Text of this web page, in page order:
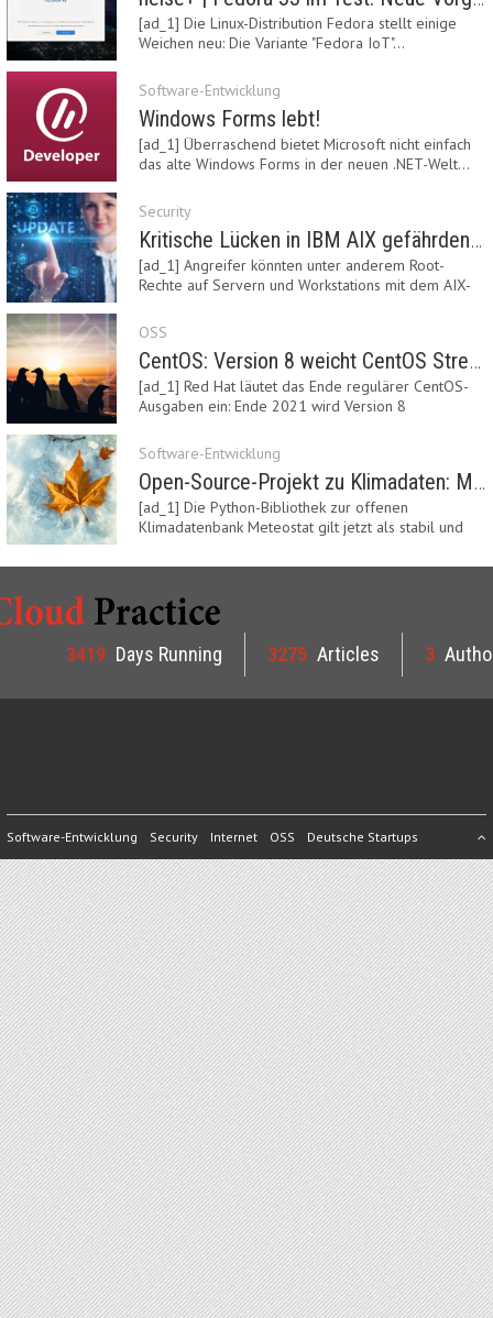
[ad_1] Die Linux-Distribution Fedora stellt einige
Weichen neu: Die Variante "Fedora IoT"…
Software-Entwicklung
Windows Forms lebt!
[ad_1] Überraschend bietet Microsoft nicht einfach
das alte Windows Forms in der neuen .NET-Welt…
Security
Kritische Lücken in IBM AIX gefährden Server
[ad_1] Angreifer könnten unter anderem Root-
Rechte auf Servern und Workstations mit dem AIX-
OSS
CentOS: Version 8 weicht CentOS Stream
[ad_1] Red Hat läutet das Ende regulärer CentOS-
Ausgaben ein: Ende 2021 wird Version 8
Software-Entwicklung
Open-Source-Projekt zu Klimadaten: Meteostat Python Library 1.0 erschienen
[ad_1] Die Python-Bibliothek zur offenen
Klimadatenbank Meteostat gilt jetzt als stabil und
3419 Days Running 3275 Articles 3
Software-Entwicklung Security Internet OSS Deutsche Startups